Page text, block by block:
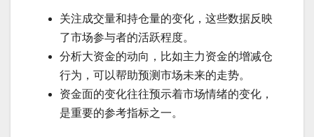
关注成交量和持仓量的变化，这些数据反映
了市场参与者的活跃程度。
分析大资金的动向，比如主力资金的增减仓
行为，可以帮助预测市场未来的走势。
资金面的变化往往预示着市场情绪的变化，
是重要的参考指标之一。